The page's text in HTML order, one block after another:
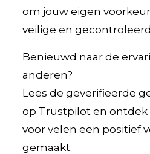
om jouw eigen
veilige en
Benieuwd naar de
anderen?
Lees de geverifieerde
op Trustpilot en ontdek
voor velen een positief
gemaakt.